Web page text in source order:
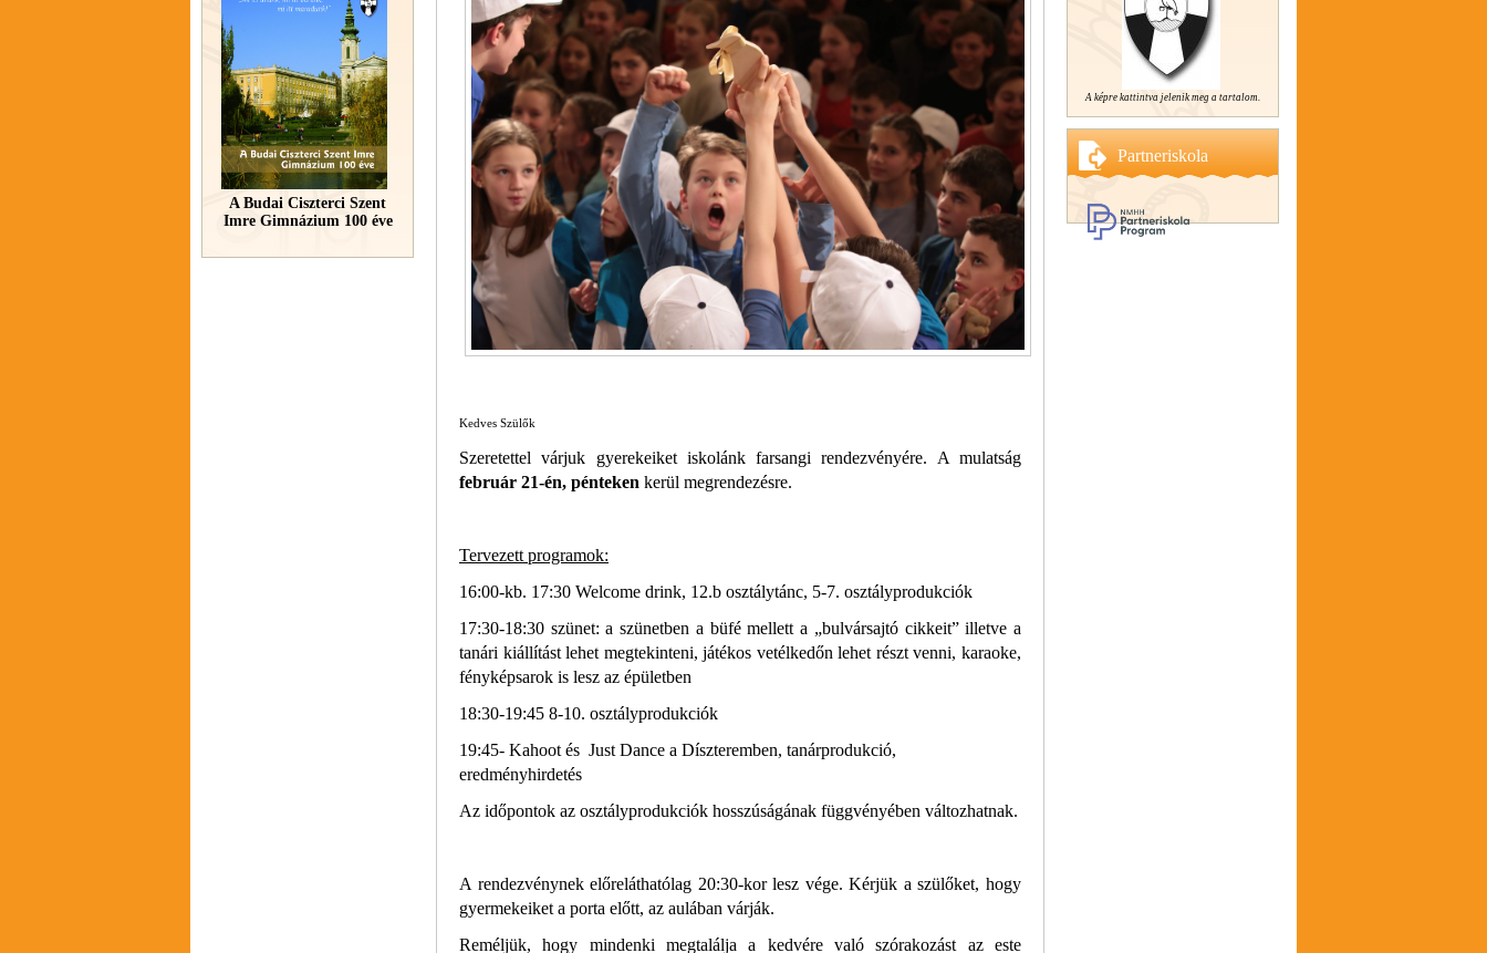
A Budai Ciszterci Szent
Imre Gimnázium 100 éve
Kedves Szülők
Szeretettel várjuk gyerekeiket iskolánk farsangi rendezvényére. A mulatság
február 21-én, pénteken kerül megrendezésre.
Tervezett programok:
16:00-kb. 17:30 Welcome drink, 12.b osztálytánc, 5-7. osztályprodukciók
17:30-18:30 szünet: a szünetben a büfé mellett a „bulvársajtó cikkeit” illetve a
tanári kiállítást lehet megtekinteni, játékos vetélkedőn lehet részt venni, karaoke,
fényképsarok is lesz az épületben
18:30-19:45 8-10. osztályprodukciók
19:45- Kahoot és Just Dance a Díszteremben, tanárprodukció,
eredményhirdetés
Az időpontok az osztályprodukciók hosszúságának függvényében változhatnak.
A rendezvénynek előreláthatólag 20:30-kor lesz vége. Kérjük a szülőket, hogy
gyermekeiket a porta előtt, az aulában várják.
Reméljük, hogy mindenki megtalálja a kedvére való szórakozást az este
A képre kattintva jelenik meg a tartalom.
Partneriskola